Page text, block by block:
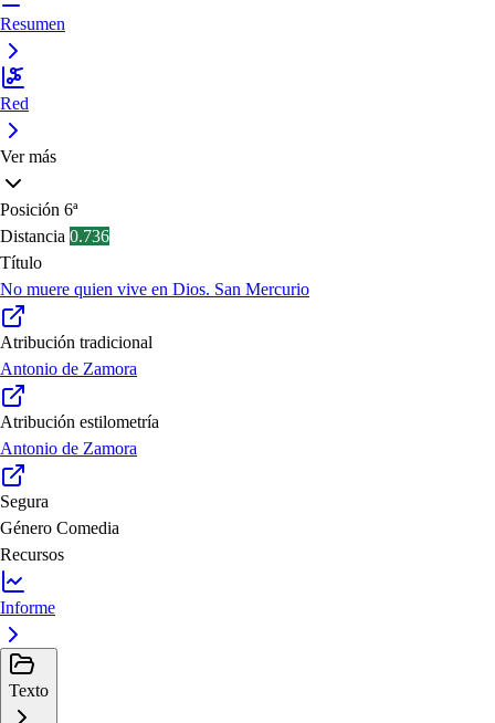
Resumen
Red
Ver más
Posición 6ª
Distancia 0.736
Título
No muere quien vive en Dios. San Mercurio
Atribución tradicional
Antonio de Zamora
Atribución estilometría
Antonio de Zamora
Segura
Género Comedia
Recursos
Informe
Texto